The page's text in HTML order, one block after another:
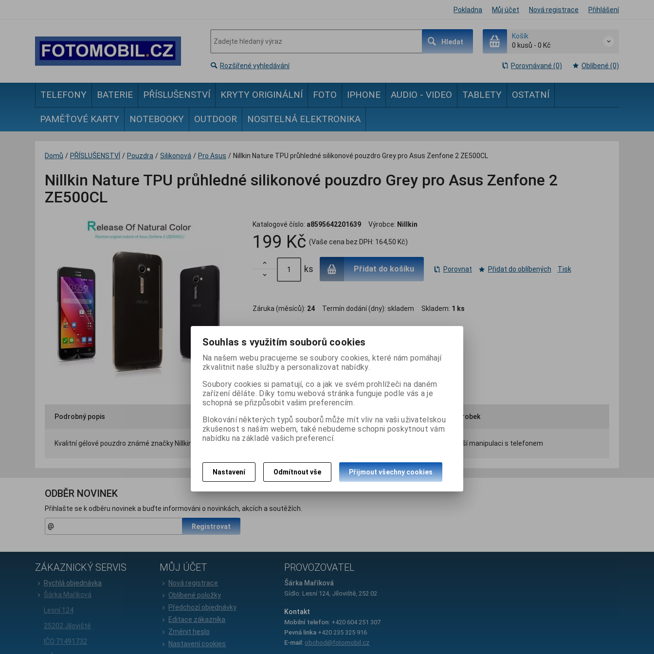
Pokladna Můj účet Nová registrace Přihlášení
Hledat
Košík
0 kusů - 0 Kč
Rozšířené vyhledávání Porovnávané (0) Oblíbené (0)
TELEFONY BATERIE PŘÍSLUŠENSTVÍ KRYTY ORIGINÁLNÍ FOTO IPHONE AUDIO - VIDEO TABLETY OSTATNÍ
PAMĚŤOVÉ KARTY NOTEBOOKY OUTDOOR NOSITELNÁ ELEKTRONIKA
Domů / PŘÍSLUŠENSTVÍ / Pouzdra / Silikonová / Pro Asus / Nillkin Nature TPU průhledné silikonové pouzdro Grey pro Asus Zenfone 2 ZE500CL
Nillkin Nature TPU průhledné silikonové pouzdro Grey pro Asus Zenfone 2
ZE500CL
Katalogové číslo: a8595642201639 Výrobce: Nillkin
199 Kč (Vaše cena bez DPH: 164,50 Kč)


ks Přidat do košíku Porovnat Přidat do oblíbených Tisk
Záruka (měsíců): 24 Termín dodání (dny): skladem Skladem: 1 ks
Podrobný popis Dotaz na výrobek Doporučit výrobek
Kvalitní gélové pouzdro známé značky Nillkin s ochranou konektorú proti prachu a nečistotám a zdrsněnými plochami pro pohodlnější manipulaci s telefonem
ODBĚR NOVINEK
Přihlašte se k odběru novinek a buďte informováni o novinkách, akcích a soutěžích.
Registrovat
ZÁKAZNICKÝ SERVIS
Rychlá objednávka
Šárka Maříková
Lesní 124
25202 Jíloviště
IČO 71491732
MŮJ ÚČET
Nová registrace
Oblíbené položky
Předchozí objednávky
Editace zákazníka
Změnit heslo
Nastavení cookies
PROVOZOVATEL
Šárka Maříková
Sídlo: Lesní 124, Jíloviště, 252 02
Kontakt
Mobilní telefon: +420 604 251 307
Pevná linka +420 235 325 916
E-mail: obchod@fotomobil.cz
Souhlas s využitím souborů cookies
Na našem webu pracujeme se soubory cookies, které nám pomáhají
zkvalitnit naše služby a personalizovat nabídky.
Soubory cookies si pamatují, co a jak ve svém prohlížeči na daném
zařízení děláte. Díky tomu webová stránka funguje podle vás a je
schopná se přizpůsobit vašim preferencím.
Blokování některých typů souborů může mít vliv na vaši uživatelskou
zkušenost s naším webem, také nebudeme schopni poskytnout vám
nabídku na základě vašich preferencí.
Nastavení Odmítnout vše Přijmout všechny cookies